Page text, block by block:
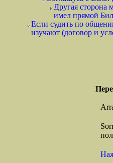
Другая сторона
имел прямой
Если судить по
изучают (договор и